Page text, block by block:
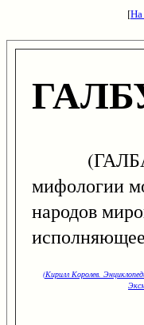
[На
мифологии
народов
(Кирилл Королев.